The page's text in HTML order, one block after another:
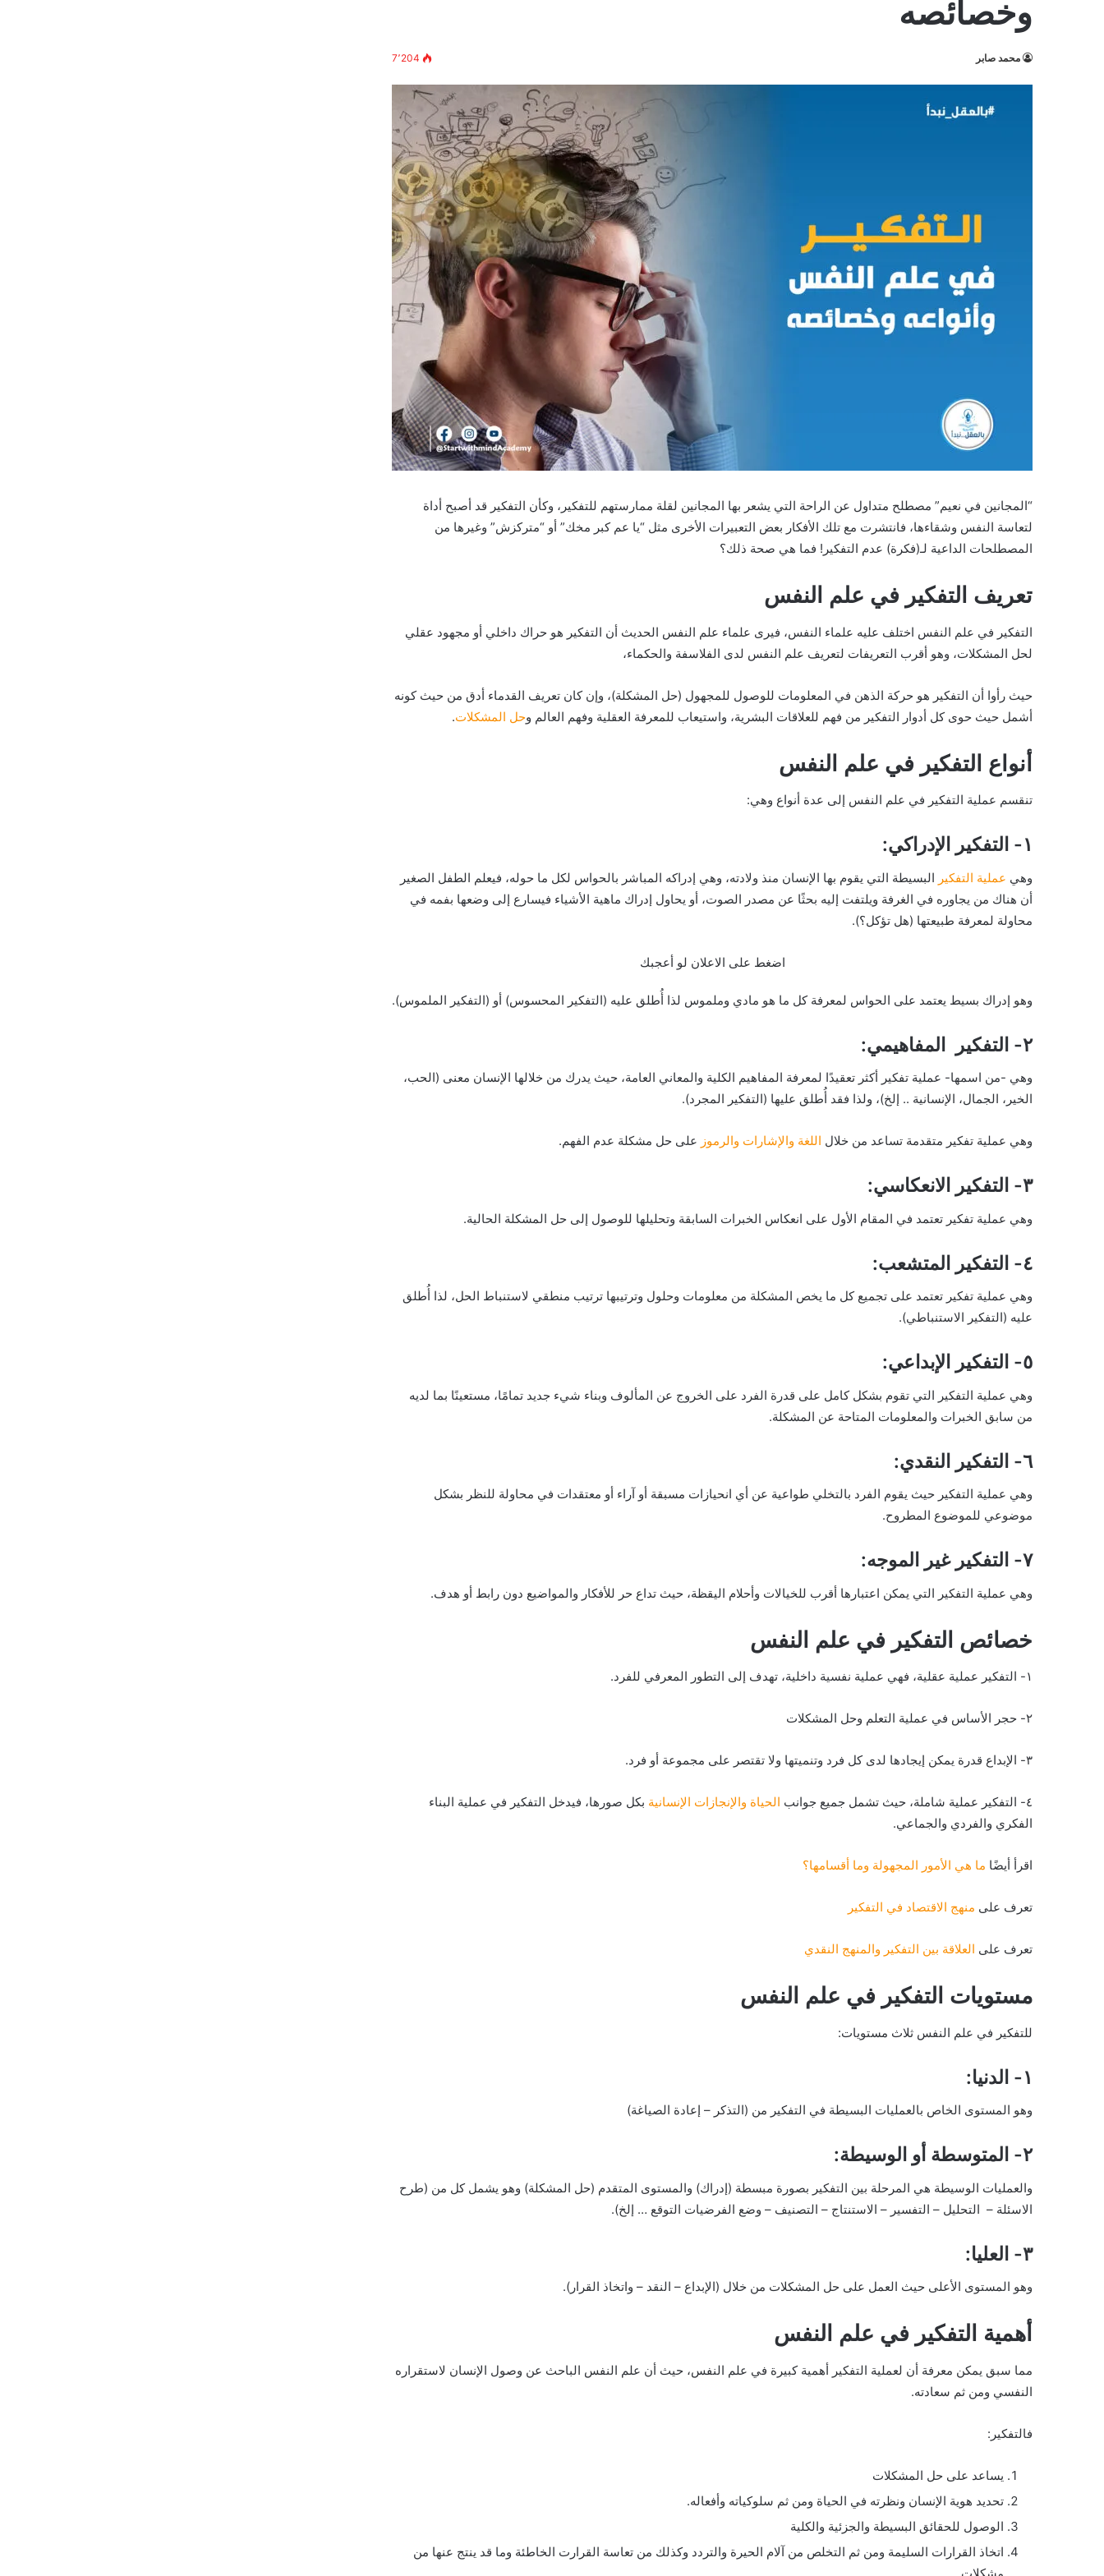
وخصائصه
محمد صابر 7٬204
“المجانين في نعيم” مصطلح متداول عن الراحة التي يشعر بها المجانين لقلة ممارستهم للتفكير، وكأن التفكير قد أصبح أداة
لتعاسة النفس وشقاءها، فانتشرت مع تلك الأفكار بعض التعبيرات الأخرى مثل “يا عم كبر مخك” أو “متركزش” وغيرها من
المصطلحات الداعية لـ(فكرة) عدم التفكير! فما هي صحة ذلك؟
تعريف التفكير في علم النفس
التفكير في علم النفس اختلف عليه علماء النفس، فيرى علماء علم النفس الحديث أن التفكير هو حراك داخلي أو مجهود عقلي
لحل المشكلات، وهو أقرب التعريفات لتعريف علم النفس لدى الفلاسفة والحكماء،
حيث رأوا أن التفكير هو حركة الذهن في المعلومات للوصول للمجهول (حل المشكلة)، وإن كان تعريف القدماء أدق من حيث كونه
أشمل حيث حوى كل أدوار التفكير من فهم للعلاقات البشرية، واستيعاب للمعرفة العقلية وفهم العالم وحل المشكلات.
أنواع التفكير في علم النفس
تنقسم عملية التفكير في علم النفس إلى عدة أنواع وهي:
١- التفكير الإدراكي:
وهي عملية التفكير البسيطة التي يقوم بها الإنسان منذ ولادته، وهي إدراكه المباشر بالحواس لكل ما حوله، فيعلم الطفل الصغير
أن هناك من يجاوره في الغرفة ويلتفت إليه بحثًا عن مصدر الصوت، أو يحاول إدراك ماهية الأشياء فيسارع إلى وضعها بفمه في
محاولة لمعرفة طبيعتها (هل تؤكل؟).
اضغط على الاعلان لو أعجبك
وهو إدراك بسيط يعتمد على الحواس لمعرفة كل ما هو مادي وملموس لذا أُطلق عليه (التفكير المحسوس) أو (التفكير الملموس).
٢- التفكير المفاهيمي:
وهي -من اسمها- عملية تفكير أكثر تعقيدًا لمعرفة المفاهيم الكلية والمعاني العامة، حيث يدرك من خلالها الإنسان معنى (الحب،
الخير، الجمال، الإنسانية .. إلخ)، ولذا فقد أُطلق عليها (التفكير المجرد).
وهي عملية تفكير متقدمة تساعد من خلال اللغة والإشارات والرموز على حل مشكلة عدم الفهم.
٣- التفكير الانعكاسي:
وهي عملية تفكير تعتمد في المقام الأول على انعكاس الخبرات السابقة وتحليلها للوصول إلى حل المشكلة الحالية.
٤- التفكير المتشعب:
وهي عملية تفكير تعتمد على تجميع كل ما يخص المشكلة من معلومات وحلول وترتيبها ترتيب منطقي لاستنباط الحل، لذا أُطلق
عليه (التفكير الاستنباطي).
٥- التفكير الإبداعي:
وهي عملية التفكير التي تقوم بشكل كامل على قدرة الفرد على الخروج عن المألوف وبناء شيء جديد تمامًا، مستعينًا بما لديه
من سابق الخبرات والمعلومات المتاحة عن المشكلة.
٦- التفكير النقدي:
وهي عملية التفكير حيث يقوم الفرد بالتخلي طواعية عن أي انحيازات مسبقة أو آراء أو معتقدات في محاولة للنظر بشكل
موضوعي للموضوع المطروح.
٧- التفكير غير الموجه:
وهي عملية التفكير التي يمكن اعتبارها أقرب للخيالات وأحلام اليقظة، حيث تداع حر للأفكار والمواضيع دون رابط أو هدف.
خصائص التفكير في علم النفس
١- التفكير عملية عقلية، فهي عملية نفسية داخلية، تهدف إلى التطور المعرفي للفرد.
٢- حجر الأساس في عملية التعلم وحل المشكلات
٣- الإبداع قدرة يمكن إيجادها لدى كل فرد وتنميتها ولا تقتصر على مجموعة أو فرد.
٤- التفكير عملية شاملة، حيث تشمل جميع جوانب الحياة والإنجازات الإنسانية بكل صورها، فيدخل التفكير في عملية البناء
الفكري والفردي والجماعي.
اقرأ أيضًا ما هي الأمور المجهولة وما أقسامها؟
تعرف على منهج الاقتصاد في التفكير
تعرف على العلاقة بين التفكير والمنهج النقدي
مستويات التفكير في علم النفس
للتفكير في علم النفس ثلاث مستويات:
١- الدنيا:
وهو المستوى الخاص بالعمليات البسيطة في التفكير من (التذكر – إعادة الصياغة)
٢- المتوسطة أو الوسيطة:
والعمليات الوسيطة هي المرحلة بين التفكير بصورة مبسطة (إدراك) والمستوى المتقدم (حل المشكلة) وهو يشمل كل من (طرح
الاسئلة – التحليل – التفسير – الاستنتاج – التصنيف – وضع الفرضيات التوقع … إلخ).
٣- العليا:
وهو المستوى الأعلى حيث العمل على حل المشكلات من خلال (الإبداع – النقد – واتخاذ القرار).
أهمية التفكير في علم النفس
مما سبق يمكن معرفة أن لعملية التفكير أهمية كبيرة في علم النفس، حيث أن علم النفس الباحث عن وصول الإنسان لاستقراره
النفسي ومن ثم سعادته.
فالتفكير:
يساعد على حل المشكلات
تحديد هوية الإنسان ونظرته في الحياة ومن ثم سلوكياته وأفعاله.
الوصول للحقائق البسيطة والجزئية والكلية
اتخاذ القرارات السليمة ومن ثم التخلص من آلام الحيرة والتردد وكذلك من تعاسة القرارت الخاطئة وما قد ينتج عنها من
مشكلات